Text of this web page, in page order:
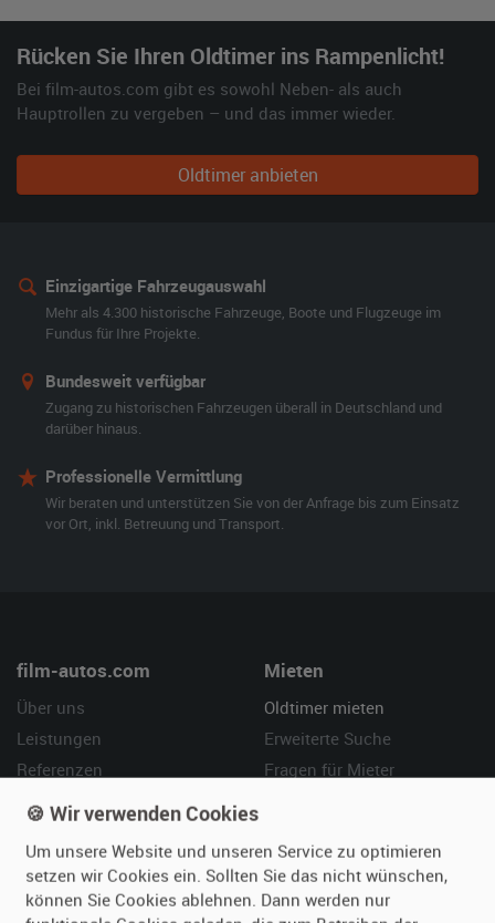
Rücken Sie Ihren Oldtimer ins Rampenlicht!
Bei film-autos.com gibt es sowohl Neben- als auch
Hauptrollen zu vergeben – und das immer wieder.
Oldtimer anbieten
Einzigartige Fahrzeugauswahl
Mehr als 4.300 historische Fahrzeuge, Boote und Flugzeuge im
Fundus für Ihre Projekte.
Bundesweit verfügbar
Zugang zu historischen Fahrzeugen überall in Deutschland und
darüber hinaus.
Professionelle Vermittlung
Wir beraten und unterstützen Sie von der Anfrage bis zum Einsatz
vor Ort, inkl. Betreuung und Transport.
film-autos.com
Über uns
Leistungen
Referenzen
Kundenmeinungen
Mieten
Oldtimer mieten
Erweiterte Suche
Fragen für Mieter
Vermieten
Oldtimer anmelden
Hilfe
Häufige Fragen (FAQ)
🍪 Wir verwenden Cookies
Um unsere Website und unseren Service zu optimieren
setzen wir Cookies ein. Sollten Sie das nicht wünschen,
können Sie Cookies ablehnen. Dann werden nur